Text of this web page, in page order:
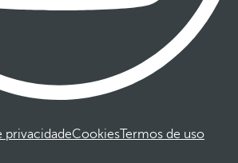
privacidadeCookiesTermos de uso